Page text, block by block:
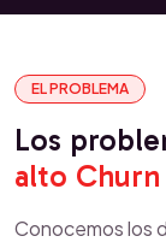
EL PROBLEMA
Los
alto Churn
Conocemos los